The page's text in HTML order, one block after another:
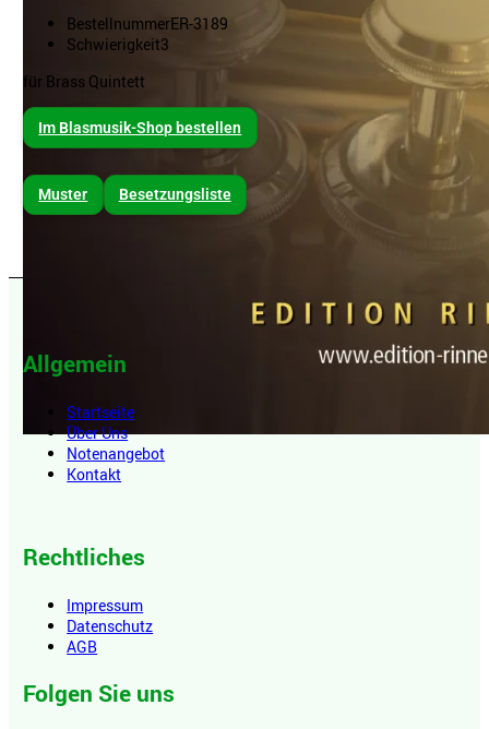
BestellnummerER-3189
Schwierigkeit3
für Brass Quintett
Im Blasmusik-Shop bestellen
Muster Besetzungsliste
Allgemein
Startseite
Über Uns
Notenangebot
Kontakt
Rechtliches
Impressum
Datenschutz
AGB
Folgen Sie uns